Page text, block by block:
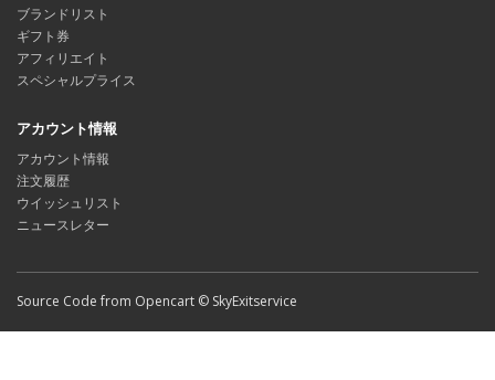
ブランドリスト
ギフト券
アフィリエイト
スペシャルプライス
アカウント情報
アカウント情報
注文履歴
ウイッシュリスト
ニュースレター
Source Code from Opencart © SkyExitservice